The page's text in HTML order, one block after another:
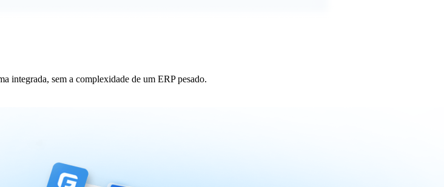
integrada, sem a complexidade de um ERP pesado.